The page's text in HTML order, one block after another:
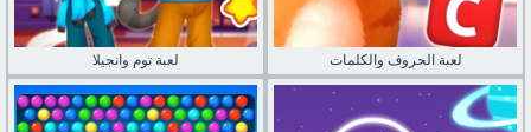
لعبة توم وانجيلا لعبة الحروف والكلمات